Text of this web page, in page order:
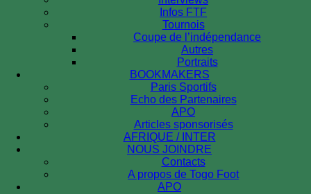
Infos FTF
Tournois
Coupe de l’indépendance
Autres
Portraits
BOOKMAKERS
Paris Sportifs
Echo des Partenaires
APO
Articles sponsorisés
AFRIQUE / INTER
NOUS JOINDRE
Contacts
A propos de Togo Foot
APO